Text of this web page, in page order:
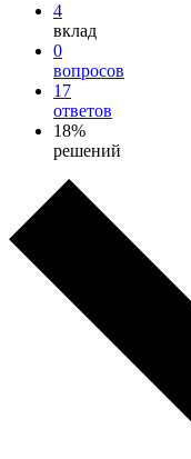
4
вклад
0
вопросов
17
ответов
18%
решений